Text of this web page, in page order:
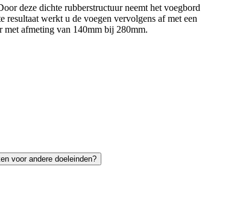
deze dichte rubberstructuur neemt het voegbord
werkt u de voegen vervolgens af met een
afmeting van 140mm bij 280mm.
voor andere doeleinden?